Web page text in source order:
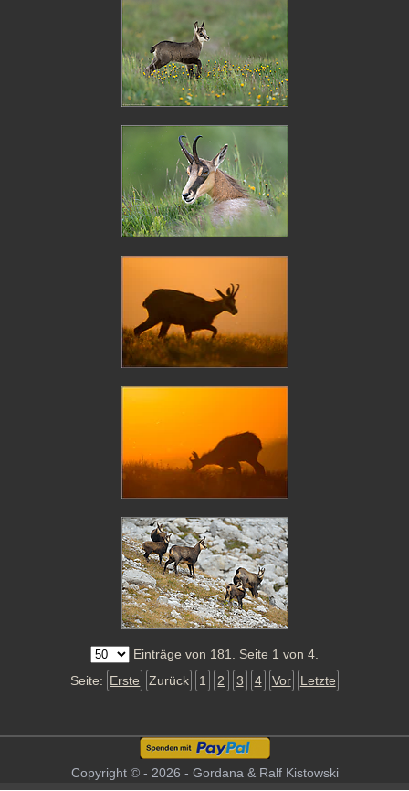
Einträge von 181. Seite 1 von 4.
Seite: Erste Zurück 1 2 3 4 Vor Letzte
Copyright © - 2026 - Gordana & Ralf Kistowski